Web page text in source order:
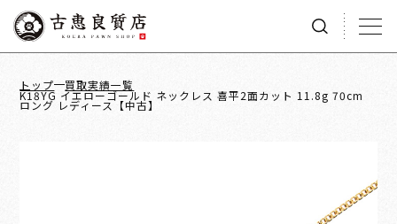
トップ 買取実績一覧
K18YG イエローゴールド ネックレス 喜平2面カット 11.8g 70cm
ロング レディース【中古】